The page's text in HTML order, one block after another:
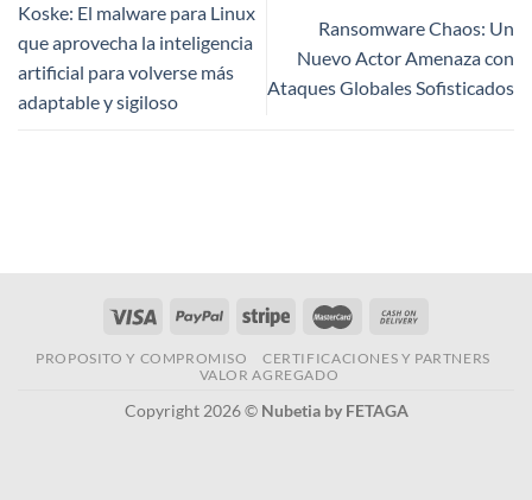
Koske: El malware para Linux
que aprovecha la inteligencia
artificial para volverse más
adaptable y sigiloso
Ransomware Chaos: Un
Nuevo Actor Amenaza con
Ataques Globales Sofisticados
PROPOSITO Y COMPROMISO
CERTIFICACIONES Y PARTNERS
VALOR AGREGADO
Copyright 2026 © Nubetia by FETAGA